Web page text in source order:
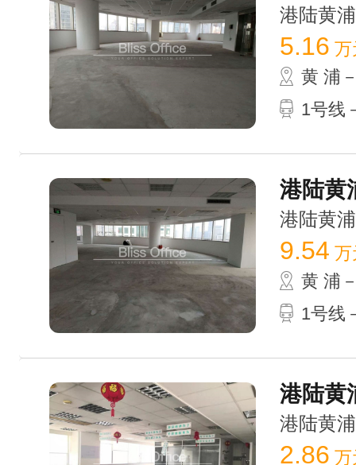
港陆黄
5.16 万
黄 浦
1号线
港陆黄
港陆黄
9.54 万
黄 浦
1号线
港陆黄
港陆黄
2.86 万